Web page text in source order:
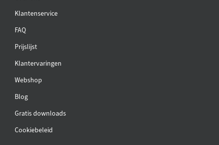
Klantenservice
FAQ
Prijslijst
Klantervaringen
Webshop
Blog
Gratis downloads
Cookiebeleid